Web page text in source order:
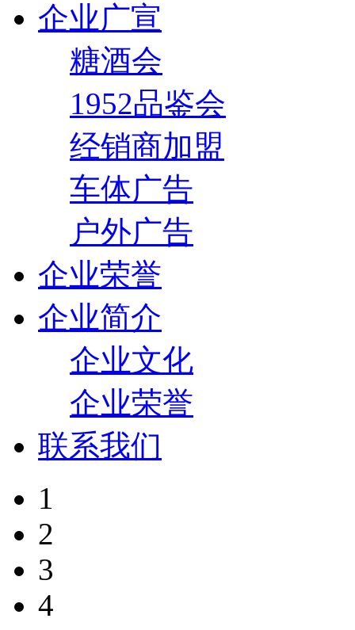
企业广宣
糖酒会
1952品鉴会
经销商加盟
车体广告
户外广告
企业荣誉
企业简介
企业文化
企业荣誉
联系我们
1
2
3
4